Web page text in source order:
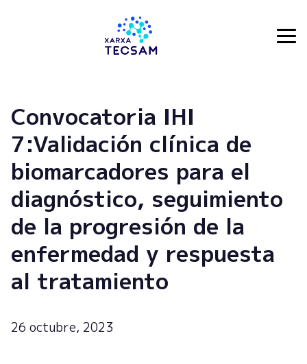
Convocatoria IHI
7:Validación clínica de
biomarcadores para el
diagnóstico, seguimiento
de la progresión de la
enfermedad y respuesta
al tratamiento
26 octubre, 2023